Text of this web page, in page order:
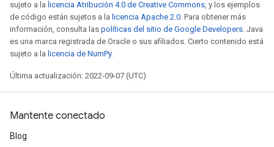
sujeto a la licencia Atribución 4.0 de Creative Commons, y los ejemplos
de código están sujetos a la licencia Apache 2.0. Para obtener más
información, consulta las políticas del sitio de Google Developers. Java
es una marca registrada de Oracle o sus afiliados. Cierto contenido está
sujeto a la licencia de NumPy.
Última actualización: 2022-09-07 (UTC)
Mantente conectado
Blog